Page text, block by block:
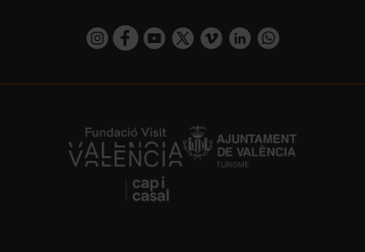
https://www.instagram.com/visit_valencia/
https://www.facebook.com/
https://www.youtube.com/user/
https://twitter.com/_VivaValencia
https://vimeo.com/
https://www.linkedin.com/company/turismo-valencia/https://api.whatsapp.com/send/
https://fundacion.visitvalencia.com/